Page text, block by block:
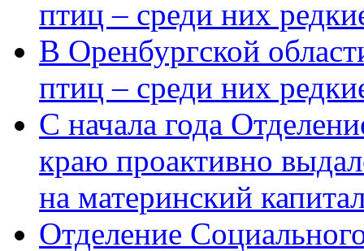
птиц – среди них
В Оренбургской
птиц – среди них
С начала года
краю проактивно
на материнский
Отделение